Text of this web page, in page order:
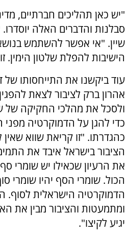
"יש כאן תהליכים חברתיים,
סבלנות והדברים האלה
שיין. "אי אפשר להשתמש
הישיבות להפלת שלטון הימין.
עוד ביקשנו את התייחסותו של
אהרון ברק לציבור לצאת
ולסכל את מהלכי החקיקה של
כדי להגן על הדמוקרטיה
כהגדרתו. "זו קריאת שווא
הציבור בישראל איבד את
את הרעיון שכאילו יש שומרי
הכול. שומרי הסף יהיו שומרי
הדמוקרטיה הישראלית לסוף.
ומתמעטות והציבור מבין את
יגיע לקיצו".